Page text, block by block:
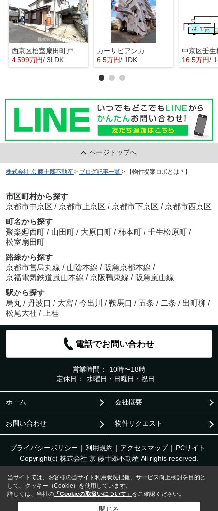
4,599万円/ 3LDK
カーサビアンカ
6.5万円/ 1DK 16.5万円/
ページトップへ
株式会社 京 藤十郎不動産 > ブログ記事一覧 > 【物件提案ロボとは？】
市区町村から探す
京都市中京区 / 京都市上京区 / 京都市下京区 / 京都市西京区
町名から探す
聚楽廻西町 / 山田町 / 大原口町 / 柿本町 / 壬生松原町 /
松室扇田町
路線から探す
京都市営烏丸線 / 山陰本線 / 阪急京都本線 /
京福電気鉄道嵐山本線 / 京阪鴨東線 / 阪急嵐山線
駅から探す
烏丸 / 丹波口 / 大宮 / 今出川 / 鞍馬口 / 五条 / 二条 / 出町柳 /
松尾大社 / 上桂
電話でお問い合わせ
営業時間：
10時〜18時
定休日：
水曜日・日曜日・祝日
ホーム 会社概要
お問い合わせ 物件リクエスト
プライバシーポリシー 利用規約 アクセスマップ
PCサイト
Copyright(c) 株式会社 京 藤十郎不動産 All rights reserved.
当サイトでは、お客様の当サイト利用状況把握、サービス向上検討を目的と
して、クッキー（Cookie）を使用しています。
詳しくは、当社の 「Cookieの取扱いについて」 をご確認ください。
閉じる